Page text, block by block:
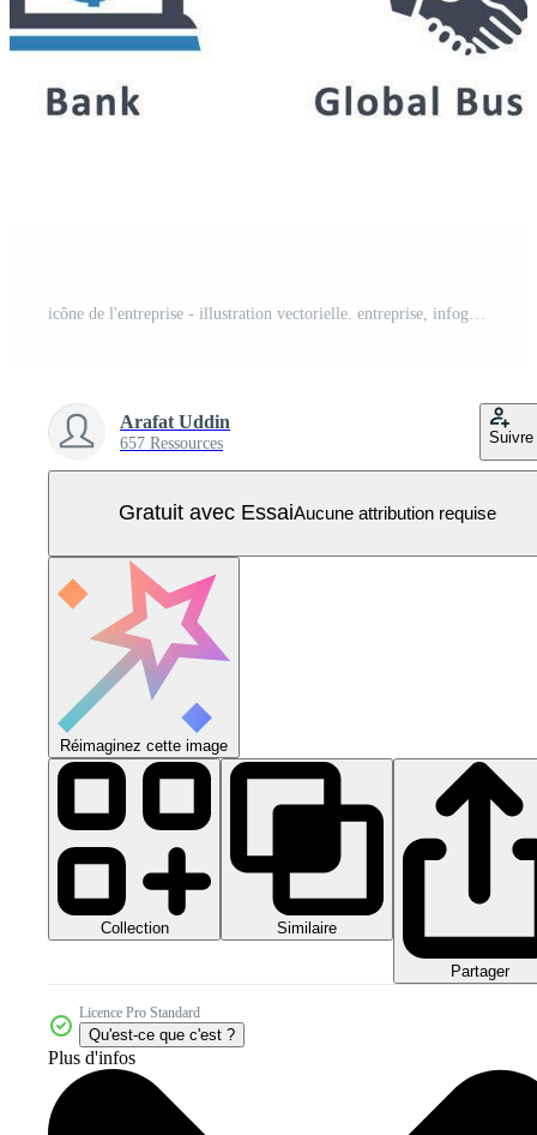
Arafat Uddin
657 Ressources Suivre
Gratuit avec EssaiAucune attribution requise
Réimaginez cette image
Collection Similaire
Partager
Licence Pro Standard
Qu'est-ce que c'est ?
Plus d'infos